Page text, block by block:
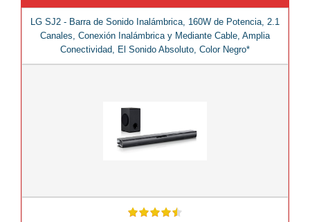
LG SJ2 - Barra de Sonido Inalámbrica, 160W de Potencia, 2.1
Canales, Conexión Inalámbrica y Mediante Cable, Amplia
Conectividad, El Sonido Absoluto, Color Negro*